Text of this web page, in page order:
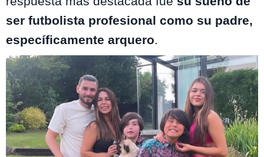
ser futbolista profesional como su padre,
específicamente arquero.